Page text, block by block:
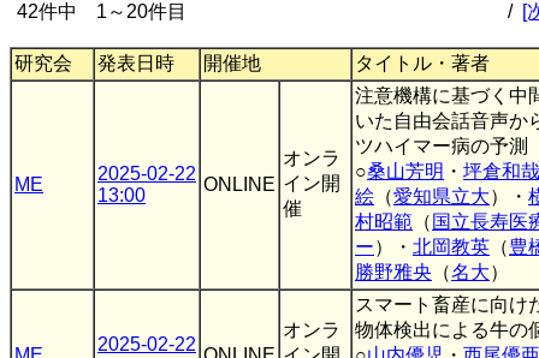
42件中 1～20件目
/ [
研究会 発表日時 開催地 タイトル・著者
ME
2025-02-22
13:00
ONLINE
オンラ
イン開
催
注意機構に基づく中
いた自由会話音声か
ツハイマー病の予測
○桑山芳明 ・ 坪倉和哉
絵 （愛知県立大）・
村昭範 （ 国立長寿医
ー）・ 北岡教英 （豊
勝野雅央 （名大）
2025-02-22
オンラ
スマート畜産に向け
物体検出による牛の